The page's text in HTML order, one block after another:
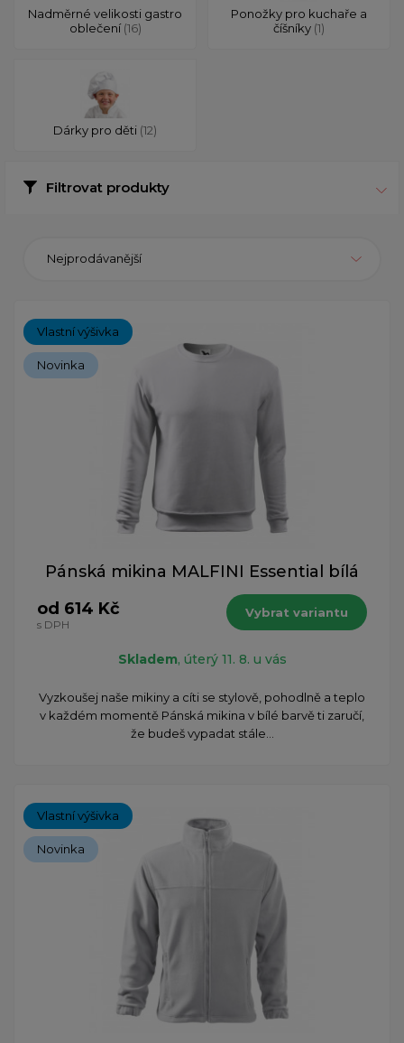
Nadměrné velikosti gastro
oblečení(16)
Ponožky pro kuchaře a
číšníky (1)
Dárky pro děti (12)
Filtrovat produkty
Nejprodávanější
Vlastní výšivka
Novinka
Pánská mikina MALFINI Essential bílá
od 614 Kč
s DPH
Vybrat variantu
Skladem, úterý 11. 8. u vás
Vyzkoušej naše mikiny a cíti se stylově, pohodlně a teplo
v každém momentě Pánská mikina v bílé barvě ti zaručí,
že budeš vypadat stále...
Vlastní výšivka
Novinka